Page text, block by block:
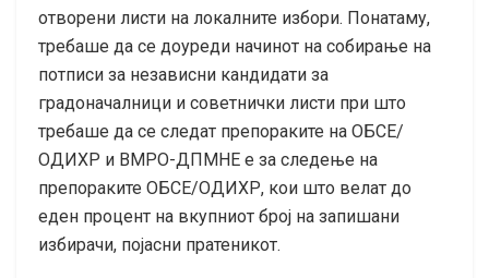
отворени листи на локалните избори. Понатаму,
требаше да се доуреди начинот на собирање на
потписи за независни кандидати за
градоначалници и советнички листи при што
требаше да се следат препораките на ОБСЕ/
ОДИХР и ВМРО-ДПМНЕ е за следење на
препораките ОБСЕ/ОДИХР, кои што велат до
еден процент на вкупниот број на запишани
избирачи, појасни пратеникот.